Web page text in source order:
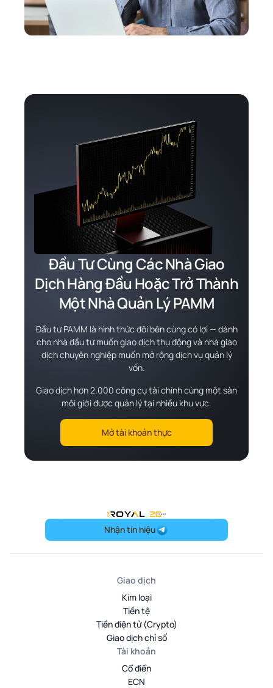
Đầu Tư Cùng Các Nhà Giao
Dịch Hàng Đầu Hoặc Trở Thành
Một Nhà Quản Lý PAMM
Đầu tư PAMM là hình thức đôi bên cùng có lợi — dành
cho nhà đầu tư muốn giao dịch thụ động và nhà giao
dịch chuyên nghiệp muốn mở rộng dịch vụ quản lý
vốn.
Giao dịch hơn 2.000 công cụ tài chính cùng một sàn
môi giới được quản lý tại nhiều khu vực.
Mở tài khoản thực
OneRoyal Home
Nhận tín hiệu
Giao dịch
Kim loại
Tiền tệ
Tiền điện tử (Crypto)
Giao dịch chỉ số
Tài khoản
Cổ điển
ECN